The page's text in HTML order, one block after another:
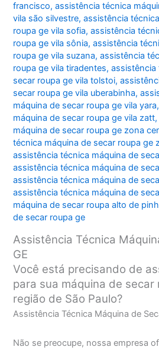
francisco,assistência técnica
vila são silvestre,assistência
roupa ge vila sofia,assistência
roupa ge vila sônia,assistência
roupa ge vila suzana,assistência
roupa ge vila tiradentes,assistência
secar roupa ge vila tolstoi,
secar roupa ge vila uberabinha,
máquina de secar roupa ge vila yara
máquina de secar roupa ge vila zatt
máquina de secar roupa ge zona
técnica máquina de secar roupa ge
assistência técnica máquina de
assistência técnica máquina de
assistência técnica máquina de
assistência técnica máquina de
máquina de secar roupa alto de
de secar roupa ge
Assistência Técnica
GE
Você está precisando de
para sua máquina de secar
região de São Paulo?
Assistência Técnica Máquina de
Não se preocupe, nossa empresa